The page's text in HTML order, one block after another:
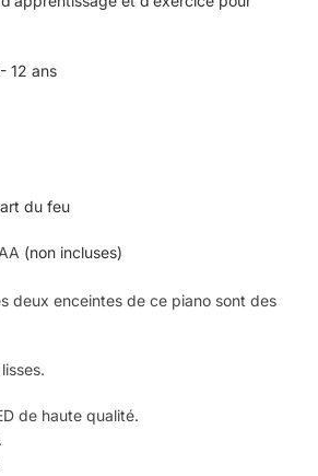
12 ans
du feu
(non incluses)
deux enceintes de ce piano sont des
de haute qualité.